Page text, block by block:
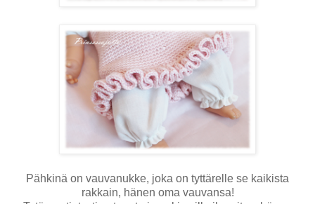
Pähkinä on vauvanukke, joka on tyttärelle se kaikista
rakkain, hänen oma vauvansa!